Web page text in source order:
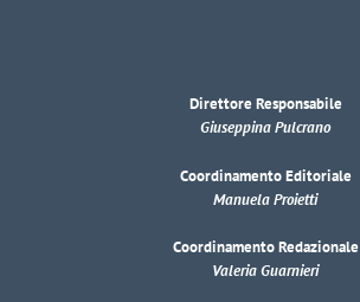
Direttore Responsabile
Giuseppina Pulcrano
Coordinamento Editoriale
Manuela Proietti
Coordinamento Redazionale
Valeria Guarnieri